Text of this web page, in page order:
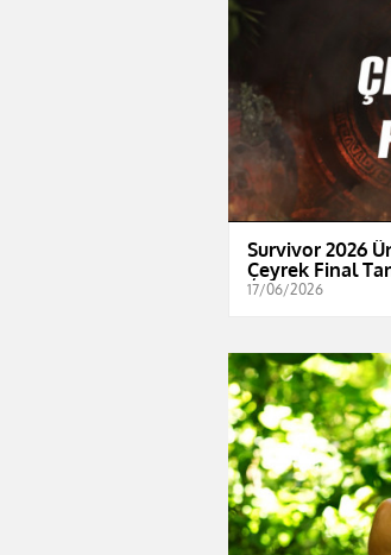
Survivor 2026
Çeyrek Final
17/06/2026